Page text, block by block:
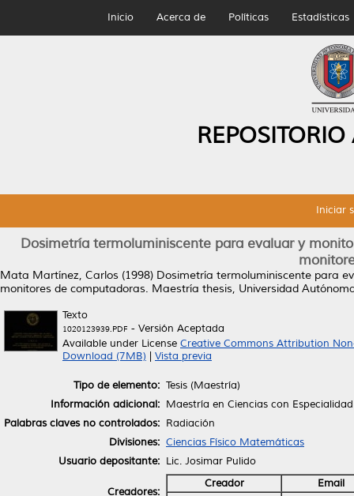
Inicio Acerca de Políticas Estadísticas
Iniciar
Dosimetría termoluminiscente para evaluar y
Mata Martínez, Carlos (1998) Dosimetría termoluminiscente para
monitores de computadoras. Maestría thesis, Universidad
Texto
1020123939.PDF - Versión Aceptada
Available under License Creative Commons Attribution
Download (7MB)
Vista previa
Tipo de elemento: Tesis (Maestría)
Información adicional: Maestría en Ciencias con
Palabras claves no controlados: Radiación
Divisiones: Ciencias Físico Matemáticas
Usuario depositante: Lic. Josimar Pulido
Creadores:
Creador
Email